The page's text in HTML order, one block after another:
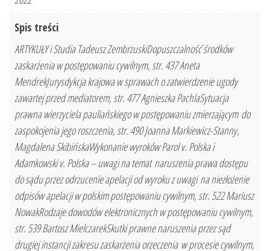
Spis treści
ARTYKUŁY i Studia Tadeusz ZembrzuskiDopuszczalność środków
zaskarżenia w postępowaniu cywilnym, str. 437 Aneta
MendrekJurysdykcja krajowa w sprawach o zatwierdzenie ugody
zawartej przed mediatorem, str. 477 Agnieszka PachlaSytuacja
prawna wierzyciela pauliańskiego w postępowaniu zmierzającym do
zaspokojenia jego roszczenia, str. 490 Joanna Markiewicz-Stanny,
Magdalena SkibińskaWykonanie wyroków Parol v. Polska i
Adamkowski v. Polska – uwagi na temat naruszenia prawa dostępu
do sądu przez odrzucenie apelacji od wyroku z uwagi na niezłożenie
odpisów apelacji w polskim postępowaniu cywilnym, str. 522 Mariusz
NowakRodzaje dowodów elektronicznych w postępowaniu cywilnym,
str. 539 Bartosz MielczarekSkutki prawne naruszenia przez sąd
drugiej instancji zakresu zaskarżenia orzeczenia w procesie cywilnym,